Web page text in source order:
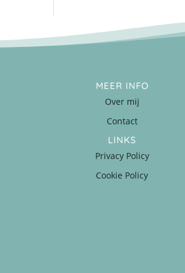
MEER INFO
Over mij
Contact
LINKS
Privacy Policy
Cookie Policy